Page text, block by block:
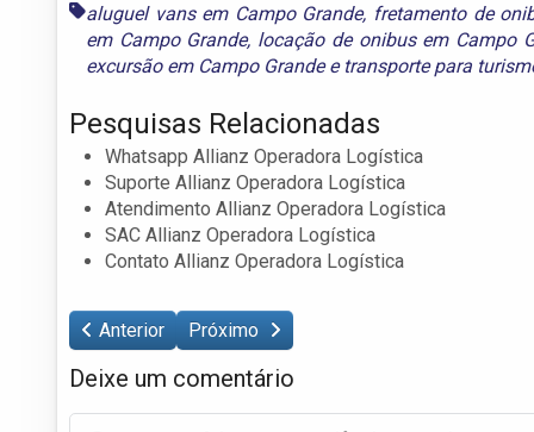
aluguel vans em Campo Grande, fretamento de
em Campo Grande, locação de onibus em Campo
excursão em Campo Grandee transporte para
Pesquisas Relacionadas
Whatsapp Allianz Operadora Logística
Suporte Allianz Operadora Logística
Atendimento Allianz Operadora Logística
SAC Allianz Operadora Logística
Contato Allianz Operadora Logística
Anterior Próximo
Deixe um comentário